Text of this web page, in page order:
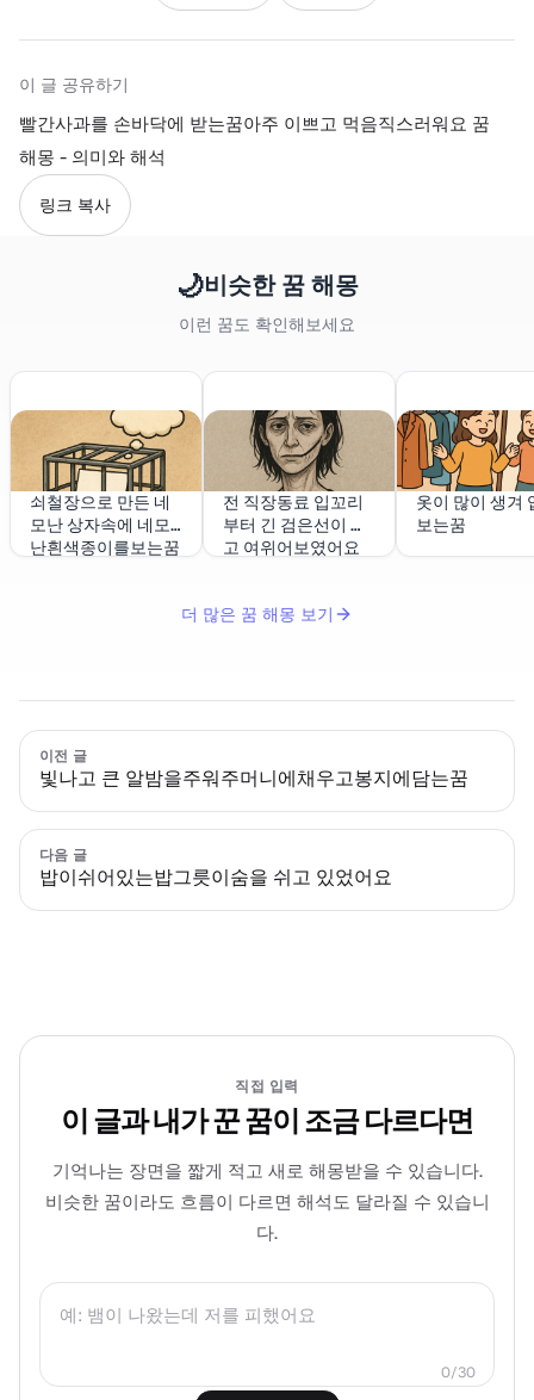
이 글 공유하기
빨간사과를 손바닥에 받는꿈아주 이쁘고 먹음직스러워요 꿈
해몽 - 의미와 해석
링크 복사
🌙비슷한 꿈 해몽
이런 꿈도 확인해보세요
쇠철장으로 만든 네
모난 상자속에 네모
난흰색종이를보는꿈
전 직장동료 입꼬리
부터 긴 검은선이 있
고 여위어보였어요
옷이 많이 생겨
보는꿈
더 많은 꿈 해몽 보기
이전 글
빛나고 큰 알밤을주워주머니에채우고봉지에담는꿈
다음 글
밥이쉬어있는밥그릇이숨을 쉬고 있었어요
직접 입력
이 글과 내가 꾼 꿈이 조금 다르다면
기억나는 장면을 짧게 적고 새로 해몽받을 수 있습니다.
비슷한 꿈이라도 흐름이 다르면 해석도 달라질 수 있습니
다.
0/30